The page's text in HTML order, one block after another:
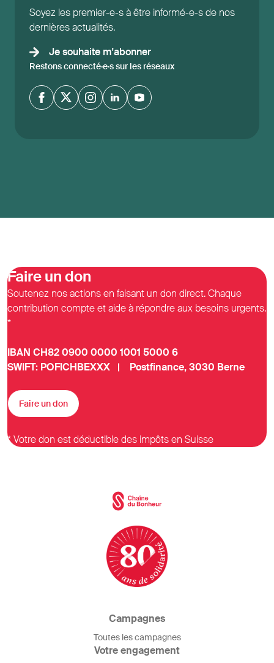
Soyez les premier-e-s à être informé-e-s de nos
dernières actualités.
Je souhaite m'abonner
Restons connecté·e·s sur les réseaux
Faire un don
Soutenez nos actions en faisant un don direct. Chaque
contribution compte et aide à répondre aux besoins urgents.
*
IBAN CH82 0900 0000 1001 5000 6
SWIFT: POFICHBEXXX | Postfinance, 3030 Berne
Faire un don
* Votre don est déductible des impôts en Suisse
Campagnes
Toutes les campagnes
Votre engagement